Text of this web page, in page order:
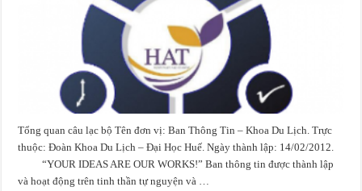
Tổng quan câu lạc bộ Tên đơn vị: Ban Thông Tin – Khoa Du Lịch. Trực
thuộc: Đoàn Khoa Du Lịch – Đại Học Huế. Ngày thành lập: 14/02/2012.
“YOUR IDEAS ARE OUR WORKS!” Ban thông tin được thành lập
và hoạt động trên tinh thần tự nguyện và …